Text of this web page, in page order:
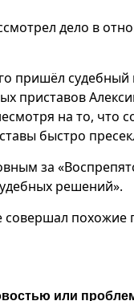
дело в
пришёл
приставов
на то, что
быстро
за
решений».
или